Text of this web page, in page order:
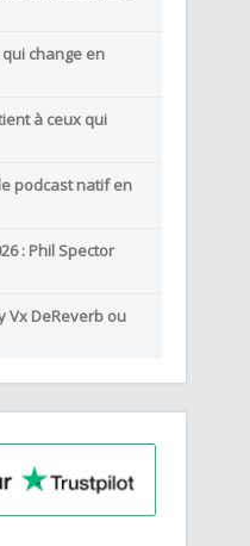
qui change en
à ceux qui
podcast natif en
: Phil Spector
Vx DeReverb ou